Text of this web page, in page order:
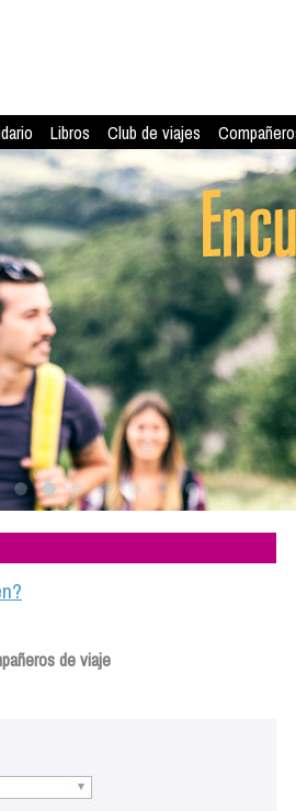
Libros Club de viajes
de viaje